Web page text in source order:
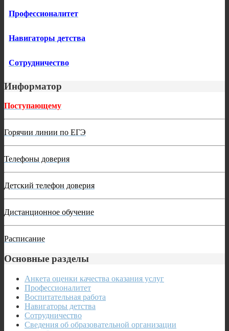
Профессионалитет
Навигаторы детства
Сотрудничество
Информатор
Поступающему
Горячии линии по ЕГЭ
Телефоны доверия
Детский телефон доверия
Дистанционное обучение
Расписание
Основные разделы
Анкета оценки качества оказания услуг
Профессионалитет
Воспитательная работа
Навигаторы детства
Сотрудничество
Сведения об образовательной организации